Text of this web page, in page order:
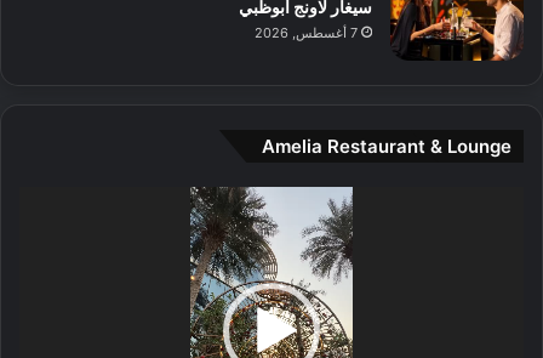
ت
سيغار لاونج أبوظبي
7 أغسطس, 2026
Amelia Restaurant & Lounge